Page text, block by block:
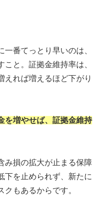
番てっとり早いのは、
と。証拠金維持率は、
えれば増えるほど下がり
を増やせば、証拠金維持
み損の拡大が止まる保障
下を止められず、新たに
もあるからです。